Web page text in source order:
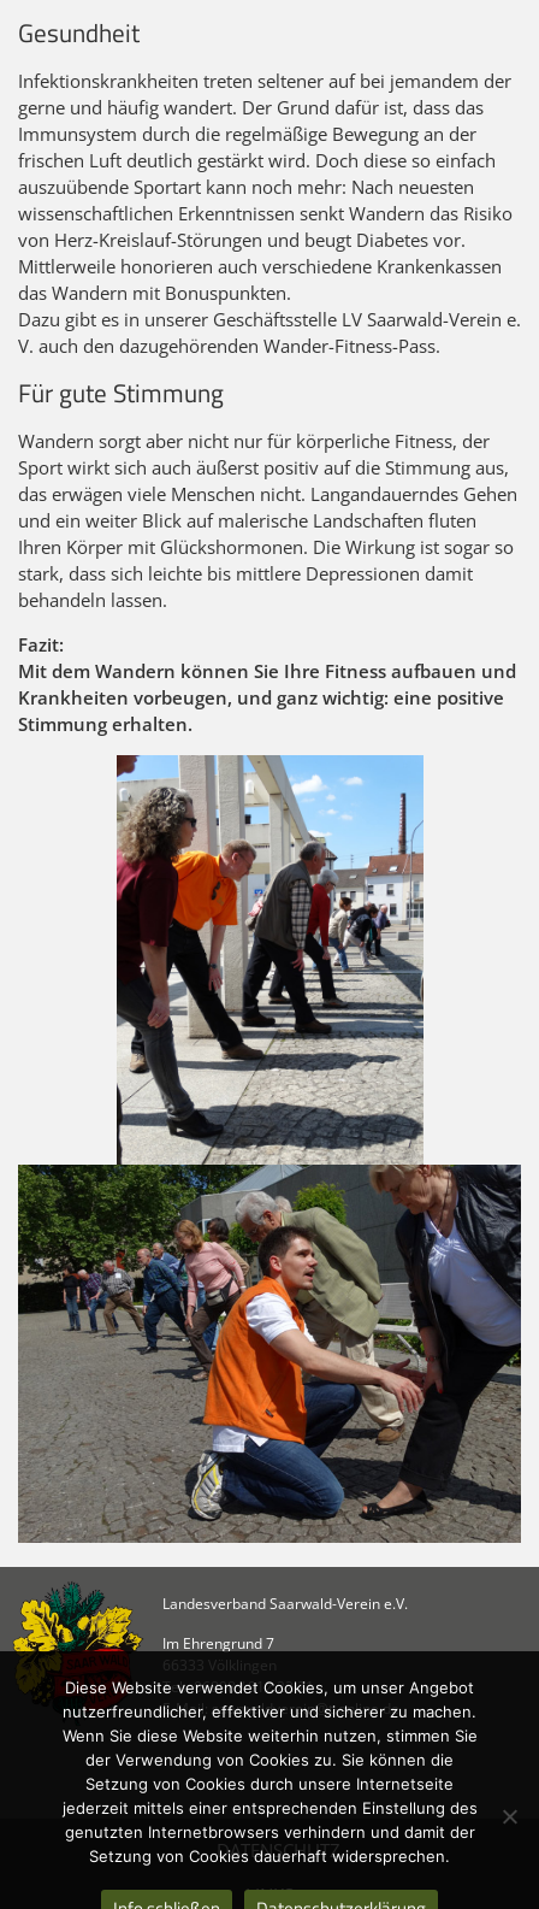
Gesundheit
Infektionskrankheiten treten seltener auf bei jemandem der
gerne und häufig wandert. Der Grund dafür ist, dass das
Immunsystem durch die regelmäßige Bewegung an der
frischen Luft deutlich gestärkt wird. Doch diese so einfach
auszuübende Sportart kann noch mehr: Nach neuesten
wissenschaftlichen Erkenntnissen senkt Wandern das Risiko
von Herz-Kreislauf-Störungen und beugt Diabetes vor.
Mittlerweile honorieren auch verschiedene Krankenkassen
das Wandern mit Bonuspunkten.
Dazu gibt es in unserer Geschäftsstelle LV Saarwald-Verein e.
V. auch den dazugehörenden Wander-Fitness-Pass.
Für gute Stimmung
Wandern sorgt aber nicht nur für körperliche Fitness, der
Sport wirkt sich auch äußerst positiv auf die Stimmung aus,
das erwägen viele Menschen nicht. Langandauerndes Gehen
und ein weiter Blick auf malerische Landschaften fluten
Ihren Körper mit Glückshormonen. Die Wirkung ist sogar so
stark, dass sich leichte bis mittlere Depressionen damit
behandeln lassen.
Fazit:
Mit dem Wandern können Sie Ihre Fitness aufbauen und
Krankheiten vorbeugen, und ganz wichtig: eine positive
Stimmung erhalten.
Landesverband Saarwald-Verein e.V.
Im Ehrengrund 7
66333 Völklingen
Tel.: 06898 / 912 22 21
E-Mail: saarwaldverein@t-online.de
DATENSCHUTZ
LINKS
Diese Website verwendet Cookies, um unser Angebot
nutzerfreundlicher, effektiver und sicherer zu machen.
Wenn Sie diese Website weiterhin nutzen, stimmen Sie
der Verwendung von Cookies zu. Sie können die
Setzung von Cookies durch unsere Internetseite
jederzeit mittels einer entsprechenden Einstellung des
genutzten Internetbrowsers verhindern und damit der
Setzung von Cookies dauerhaft widersprechen.